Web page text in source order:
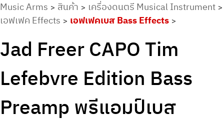
Music Arms > สินค้า > เครื่องดนตรี Musical Instrument >
เอฟเฟค Effects > เอฟเฟคเบส Bass Effects >
Jad Freer CAPO Tim
Lefebvre Edition Bass
Preamp พรีแอมป์เบส